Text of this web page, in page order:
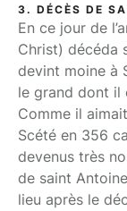
3. DÉCÈS DE
En ce jour de
Christ) décéda
devint moine à
le grand dont il
Comme il
Scété en 356
devenus très
de saint
lieu après le